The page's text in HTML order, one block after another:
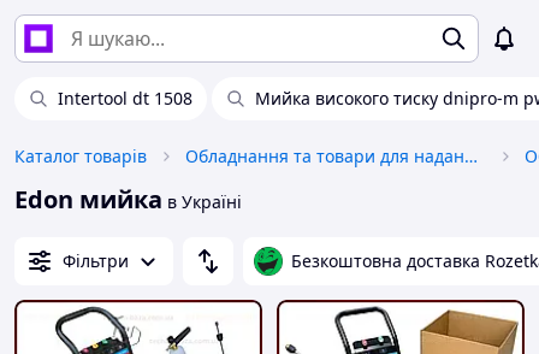
Intertool dt 1508 Мийка високого тиску dnipro-m
Каталог товарів Обладнання та товари для надання послуг
Edon мийка в Україні
Фільтри Безкоштовна доставка